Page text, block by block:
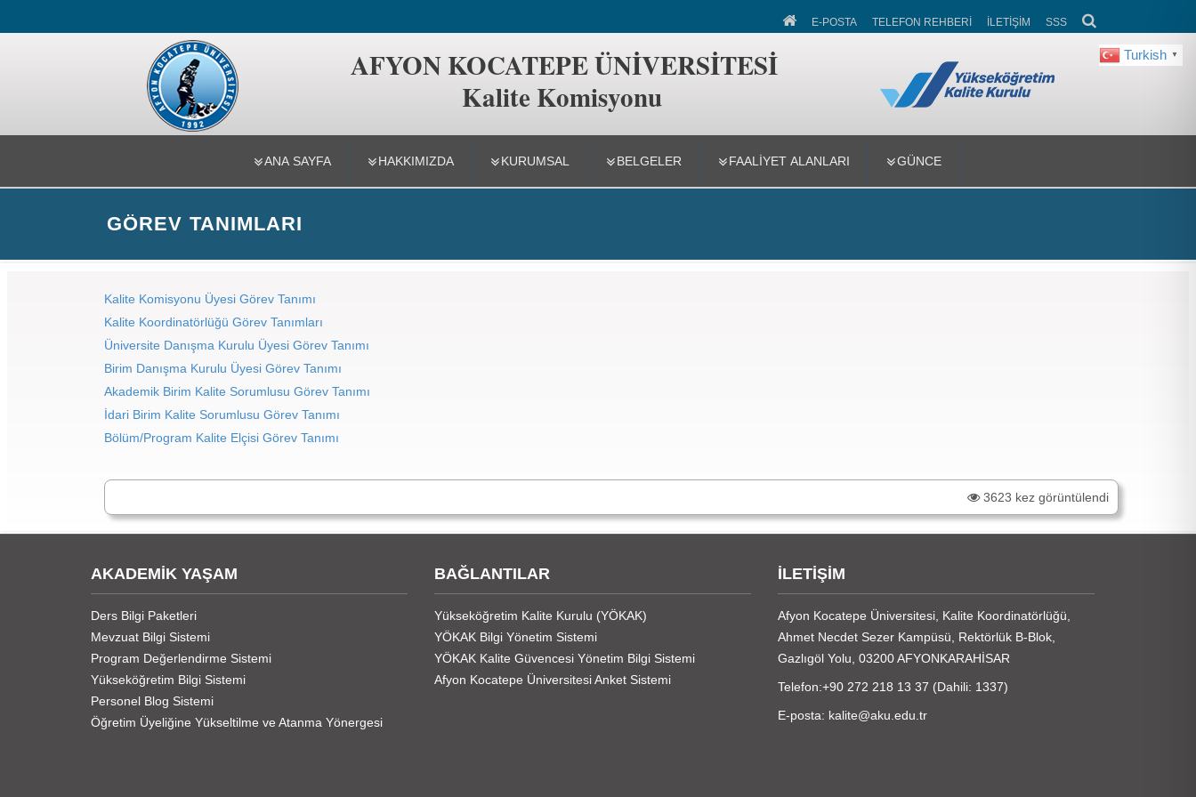
Kalite Komisyonu
Turkish ▼
E-POSTA TELEFON REHBERİ İLETİŞİM SSS
AFYON KOCATEPE ÜNİVERSİTESİ
Kalite Komisyonu
ANA SAYFA HAKKIMIZDA KURUMSAL BELGELER FAALIYET ALANLARI GÜNCE
GÖREV TANIMLARI
Kalite Komisyonu Üyesi Görev Tanımı
Kalite Koordinatörlüğü Görev Tanımları
Üniversite Danışma Kurulu Üyesi Görev Tanımı
Birim Danışma Kurulu Üyesi Görev Tanımı
Akademik Birim Kalite Sorumlusu Görev Tanımı
İdari Birim Kalite Sorumlusu Görev Tanımı
Bölüm/Program Kalite Elçisi Görev Tanımı
3623 kez görüntülendi
AKADEMİK YAŞAM
Ders Bilgi Paketleri
Mevzuat Bilgi Sistemi
Program Değerlendirme Sistemi
Yükseköğretim Bilgi Sistemi
Personel Blog Sistemi
Öğretim Üyeliğine Yükseltilme ve Atanma Yönergesi
BAĞLANTILAR
Yükseköğretim Kalite Kurulu (YÖKAK)
YÖKAK Bilgi Yönetim Sistemi
YÖKAK Kalite Güvencesi Yönetim Bilgi Sistemi
Afyon Kocatepe Üniversitesi Anket Sistemi
İLETİŞİM
Afyon Kocatepe Üniversitesi, Kalite Koordinatörlüğü,
Ahmet Necdet Sezer Kampüsü, Rektörlük B-Blok,
Gazlıgöl Yolu, 03200 AFYONKARAHİSAR
Telefon:+90 272 218 13 37 (Dahili: 1337)
E-posta: kalite@aku.edu.tr